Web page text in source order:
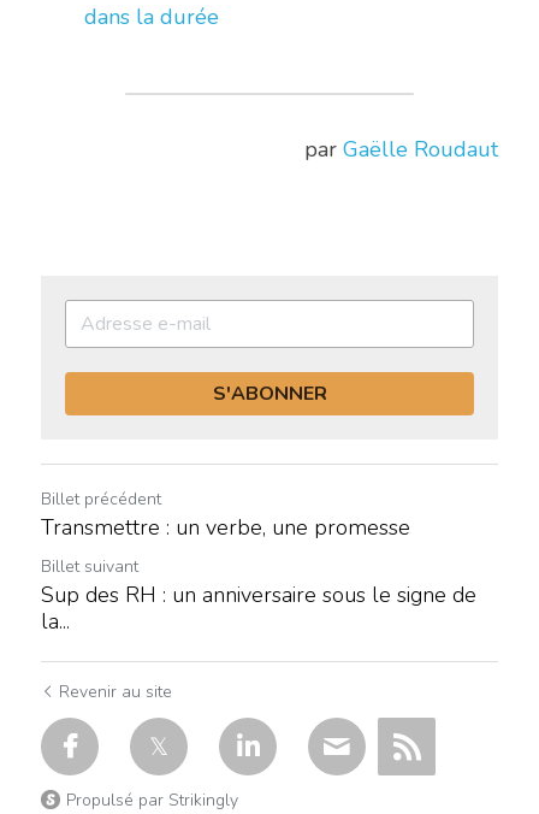
dans la durée
par Gaëlle Roudaut
S'ABONNER
Billet précédent
Transmettre : un verbe, une promesse
Billet suivant
Sup des RH : un anniversaire sous le signe de
la...
Revenir au site
Propulsé par Strikingly